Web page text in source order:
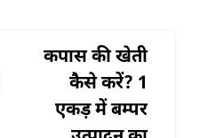
कपास की खेती
कैसे करें? 1
एकड़ में बम्पर